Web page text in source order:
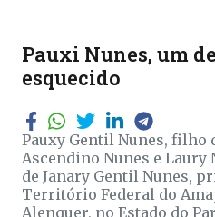
Pauxi Nunes, um
esquecido
Pauxy Gentil Nunes, filho
Ascendino Nunes e
de Janary Gentil Nunes,
Território Federal do
Alenquer, no Estado do